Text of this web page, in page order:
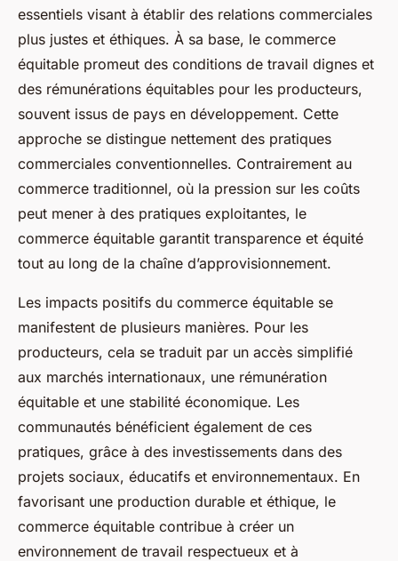
essentiels visant à établir des relations commerciales
plus justes et éthiques. À sa base, le commerce
équitable promeut des conditions de travail dignes et
des rémunérations équitables pour les producteurs,
souvent issus de pays en développement. Cette
approche se distingue nettement des pratiques
commerciales conventionnelles. Contrairement au
commerce traditionnel, où la pression sur les coûts
peut mener à des pratiques exploitantes, le
commerce équitable garantit transparence et équité
tout au long de la chaîne d’approvisionnement.
Les impacts positifs du commerce équitable se
manifestent de plusieurs manières. Pour les
producteurs, cela se traduit par un accès simplifié
aux marchés internationaux, une rémunération
équitable et une stabilité économique. Les
communautés bénéficient également de ces
pratiques, grâce à des investissements dans des
projets sociaux, éducatifs et environnementaux. En
favorisant une production durable et éthique, le
commerce équitable contribue à créer un
environnement de travail respectueux et à